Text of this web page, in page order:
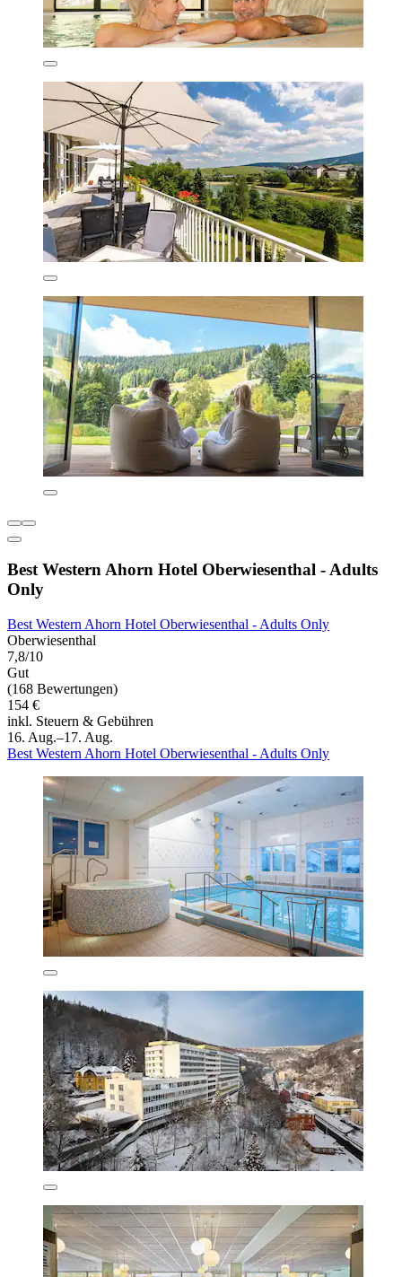
Best Western Ahorn Hotel Oberwiesenthal - Adults
Only
Best Western Ahorn Hotel Oberwiesenthal - Adults Only
Oberwiesenthal
7,8/10
Gut
(168 Bewertungen)
154 €
inkl. Steuern & Gebühren
16. Aug.–17. Aug.
Best Western Ahorn Hotel Oberwiesenthal - Adults Only